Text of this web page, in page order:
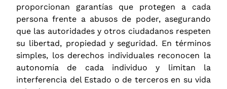
proporcionan garantías que protegen a cada
persona frente a abusos de poder, asegurando
que las autoridades y otros ciudadanos respeten
su libertad, propiedad y seguridad. En términos
simples, los derechos individuales reconocen la
autonomía de cada individuo y limitan la
interferencia del Estado o de terceros en su vida